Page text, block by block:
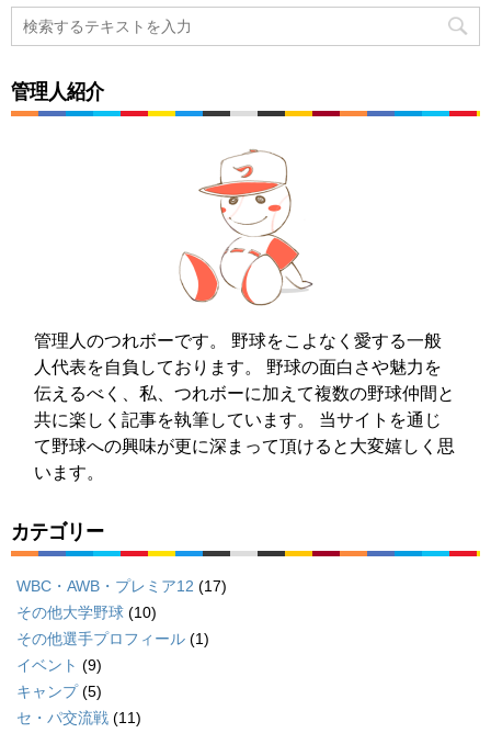
管理人紹介
管理人のつれボーです。 野球をこよなく愛する一般
人代表を自負しております。 野球の面白さや魅力を
伝えるべく、私、つれボーに加えて複数の野球仲間と
共に楽しく記事を執筆しています。 当サイトを通じ
て野球への興味が更に深まって頂けると大変嬉しく思
います。
カテゴリー
WBC・AWB・プレミア12 (17)
その他大学野球 (10)
その他選手プロフィール (1)
イベント (9)
キャンプ(5)
セ・パ交流戦 (11)